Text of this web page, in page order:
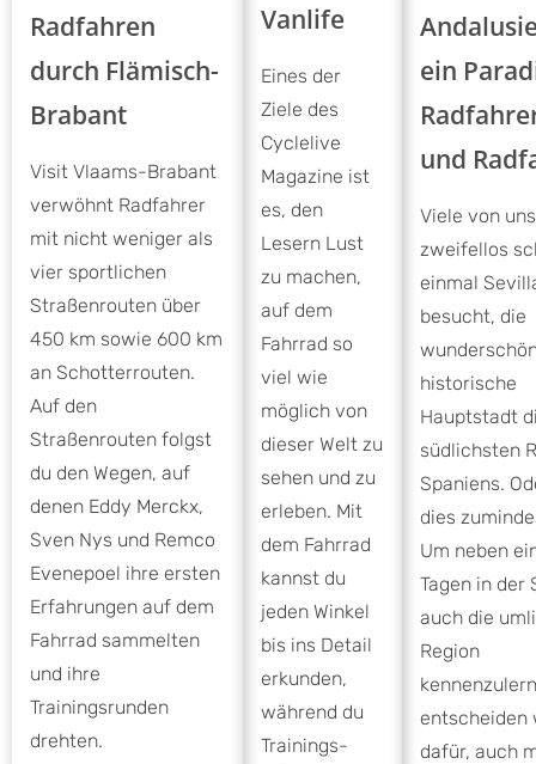
Radfahren
durch Flämisch-
Brabant
Visit Vlaams-Brabant
verwöhnt Radfahrer
mit nicht weniger als
vier sportlichen
Straßenrouten über
450 km sowie 600 km
an Schotterrouten.
Auf den
Straßenrouten folgst
du den Wegen, auf
denen Eddy Merckx,
Sven Nys und Remco
Evenepoel ihre ersten
Erfahrungen auf dem
Fahrrad sammelten
und ihre
Trainingsrunden
drehten.
Vanlife
Eines der
Ziele des
Cyclelive
Magazine ist
es, den
Lesern Lust
zu machen,
auf dem
Fahrrad so
viel wie
möglich von
dieser Welt zu
sehen und zu
erleben. Mit
dem Fahrrad
kannst du
jeden Winkel
bis ins Detail
erkunden,
während du
Trainings-
ein
und
Viele von
zweifellos
einmal
besucht, die
historische
Hauptstadt
südlichsten
Spaniens.
dies
Um neben
Tagen in der
auch die
Region
entscheiden
dafür, auch